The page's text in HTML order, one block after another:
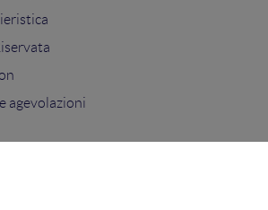
agevolazioni